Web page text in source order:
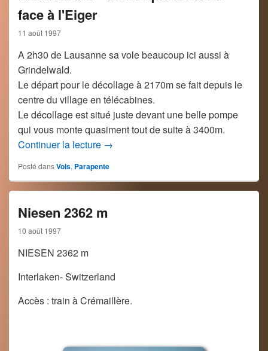
face à l'Eiger
11 août 1997
A 2h30 de Lausanne sa vole beaucoup ici aussi à
Grindelwald.
Le départ pour le décollage à 2170m se fait depuis le
centre du village en télécabines.
Le décollage est situé juste devant une belle pompe
qui vous monte quasiment tout de suite à 3400m.
Continuer la lecture Grindelwald – thermique à 3400m
→
Posté dansVols, Parapente
Niesen 2362 m
10 août 1997
NIESEN 2362 m
Interlaken- Switzerland
Accès : train à Crémaillère.